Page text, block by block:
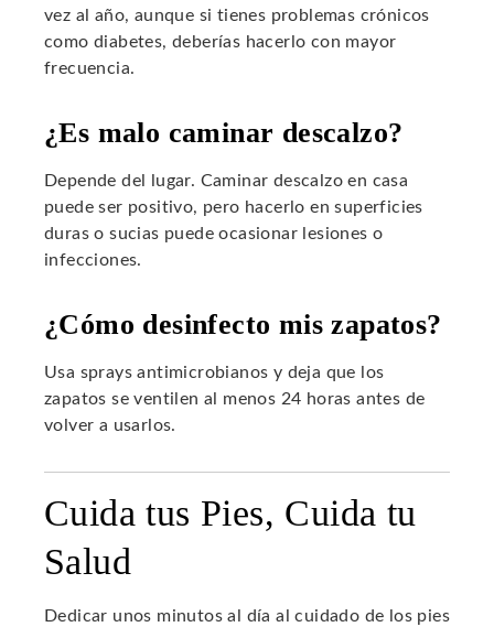
vez al año, aunque si tienes problemas crónicos
como diabetes, deberías hacerlo con mayor
frecuencia.
¿Es malo caminar descalzo?
Depende del lugar. Caminar descalzo en casa
puede ser positivo, pero hacerlo en superficies
duras o sucias puede ocasionar lesiones o
infecciones.
¿Cómo desinfecto mis zapatos?
Usa sprays antimicrobianos y deja que los
zapatos se ventilen al menos 24 horas antes de
volver a usarlos.
Cuida tus Pies, Cuida tu
Salud
Dedicar unos minutos al día al cuidado de los pies